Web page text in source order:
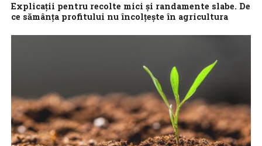
Explicații pentru recolte mici și randamente slabe. De
ce sămânța profitului nu încolțește în agricultura